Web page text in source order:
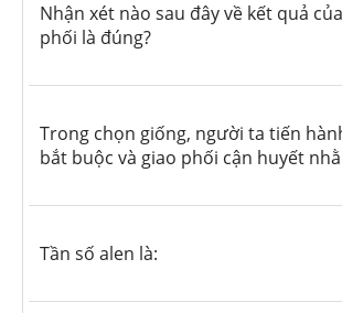
Nhận xét nào sau đây về kết quả
phối là đúng?
Trong chọn giống, người ta tiến
bắt buộc và giao phối cận huyết
Tần số alen là: